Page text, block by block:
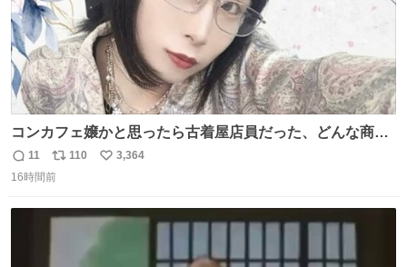
コンカフェ嬢かと思ったら古着屋店員だった、どんな商
売？
返
信
11
リ
ポ
ト
110
い
数
3,364
16時間前